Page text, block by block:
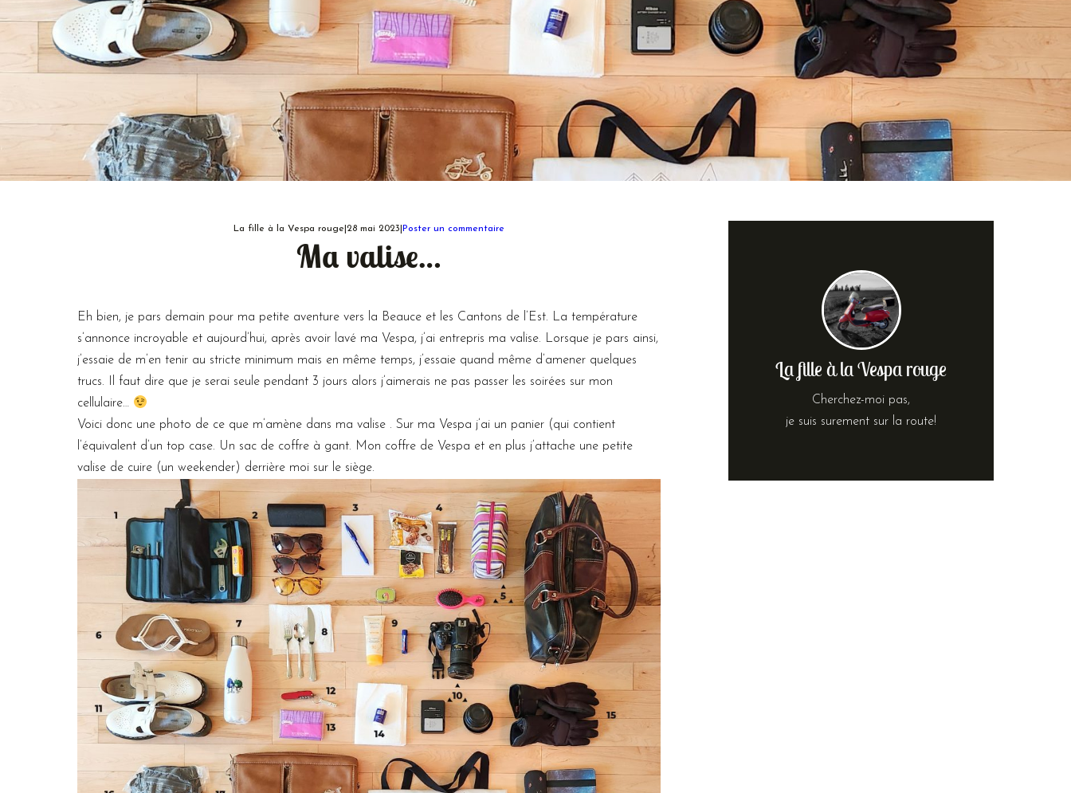
La fille à la Vespa rouge |28 mai 2023 Poster un commentaire
Ma valise…
Eh bien, je pars demain pour ma petite aventure vers la Beauce et les Cantons de l’Est. La température
s’annonce incroyable et aujourd’hui, après avoir lavé ma Vespa, j’ai entrepris ma valise. Lorsque je pars ainsi,
j’essaie de m’en tenir au stricte minimum mais en même temps, j’essaie quand même d’amener quelques
trucs. Il faut dire que je serai seule pendant 3 jours alors j’aimerais ne pas passer les soirées sur mon
cellulaire…
Voici donc une photo de ce que m’amène dans ma valise . Sur ma Vespa j’ai un panier (qui contient
l’équivalent d’un top case. Un sac de coffre à gant. Mon coffre de Vespa et en plus j’attache une petite
valise de cuire (un weekender) derrière moi sur le siège.
La fille à la Vespa rouge
Cherchez-moi pas,
je suis surement sur la route!